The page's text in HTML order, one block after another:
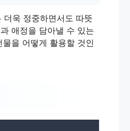
욱 정중하면서도 따뜻
애정을 담아낼 수 있는
을 어떻게 활용할 것인